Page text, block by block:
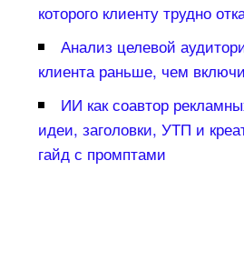
которого клиенту трудно
Анализ целевой
клиента раньше, чем
ИИ как соавтор
идеи, заголовки, УТП и
айд с промптами